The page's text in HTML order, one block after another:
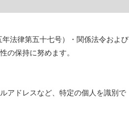
法律第五十七号）・関係法令および
の保持に努めます。
アドレスなど、特定の個人を識別で